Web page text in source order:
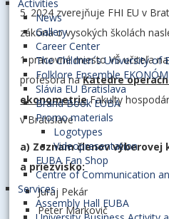
Activities
News
Gallery
Career Center
The Children´s University of
Folklore Ensemble EKONÓM
Slávia EU Bratislava
Brand Book EUBA
Promo materials
Logotypes
Videopresentation
EUBA Fan Shop
Centre of Communication
Services
Assembly Hall EUBA
5. 2024 zverejňuje FHI EU v
zákona o vysokých školách
1 pracovné miesto VŠ učiteľa
profesora naKatedre
ekonometrieFakulty
v Bratislave
a) Zoznam členov výberovej
a priezvisko:
Juraj Pekár
Peter Markovič